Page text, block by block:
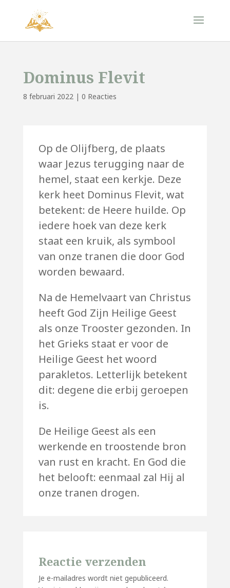
Dominus Flevit
8 februari 2022| 0 Reacties
Op de Olijfberg, de plaats
waar Jezus terugging naar de
hemel, staat een kerkje. Deze
kerk heet Dominus Flevit, wat
betekent: de Heere huilde. Op
iedere hoek van deze kerk
staat een kruik, als symbool
van onze tranen die door God
worden bewaard.
Na de Hemelvaart van Christus
heeft God Zijn Heilige Geest
als onze Trooster gezonden. In
het Grieks staat er voor de
Heilige Geest het woord
parakletos. Letterlijk betekent
dit: degene die erbij geroepen
is.
De Heilige Geest als een
werkende en troostende bron
van rust en kracht. En God die
het belooft: eenmaal zal Hij al
onze tranen drogen.
Reactie verzenden
Je e-mailadres wordt niet gepubliceerd.